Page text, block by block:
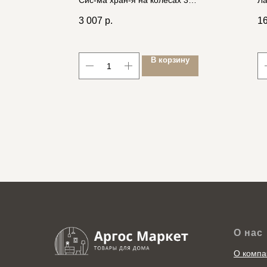
4606400055877
3 007 р.
В корзину
О нас
О